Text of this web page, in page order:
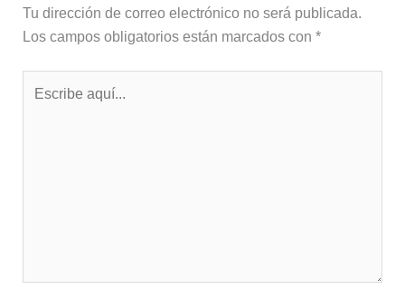
Tu dirección de correo electrónico no será publicada.
Los campos obligatorios están marcados con *